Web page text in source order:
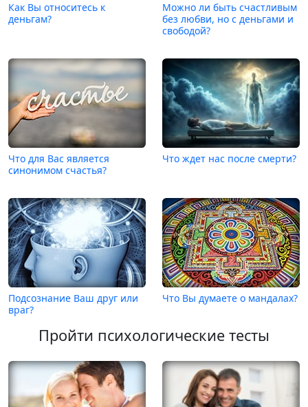
Как Вы относитесь к
деньгам?
Можно ли быть счастливым
без любви, но с деньгами и
свободой?
Что для Вас является
синонимом счастья?
Что ждет нас после смерти?
Подсознание Ваш друг или
враг?
Что Вы думаете о мандалах?
Пройти психологические тесты